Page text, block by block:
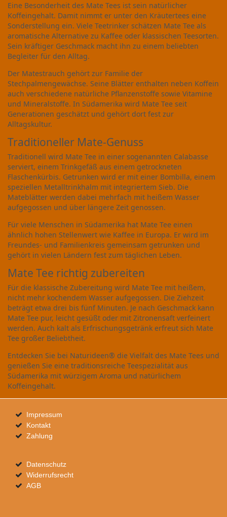
Eine Besonderheit des Mate Tees ist sein natürlicher
Koffeingehalt. Damit nimmt er unter den Kräutertees eine
Sonderstellung ein. Viele Teetrinker schätzen Mate Tee als
aromatische Alternative zu Kaffee oder klassischen Teesorten.
Sein kräftiger Geschmack macht ihn zu einem beliebten
Begleiter für den Alltag.
Der Matestrauch gehört zur Familie der
Stechpalmengewächse. Seine Blätter enthalten neben Koffein
auch verschiedene natürliche Pflanzenstoffe sowie Vitamine
und Mineralstoffe. In Südamerika wird Mate Tee seit
Generationen geschätzt und gehört dort fest zur
Alltagskultur.
Traditioneller Mate-Genuss
Traditionell wird Mate Tee in einer sogenannten Calabasse
serviert, einem Trinkgefäß aus einem getrockneten
Flaschenkürbis. Getrunken wird er mit einer Bombilla, einem
speziellen Metalltrinkhalm mit integriertem Sieb. Die
Mateblätter werden dabei mehrfach mit heißem Wasser
aufgegossen und über längere Zeit genossen.
Für viele Menschen in Südamerika hat Mate Tee einen
ähnlich hohen Stellenwert wie Kaffee in Europa. Er wird im
Freundes- und Familienkreis gemeinsam getrunken und
gehört in vielen Ländern fest zum täglichen Leben.
Mate Tee richtig zubereiten
Für die klassische Zubereitung wird Mate Tee mit heißem,
nicht mehr kochendem Wasser aufgegossen. Die Ziehzeit
beträgt etwa drei bis fünf Minuten. Je nach Geschmack kann
Mate Tee pur, leicht gesüßt oder mit Zitronensaft verfeinert
werden. Auch kalt als Erfrischungsgetränk erfreut sich Mate
Tee großer Beliebtheit.
Entdecken Sie bei Naturideen® die Vielfalt des Mate Tees und
genießen Sie eine traditionsreiche Teespezialität aus
Südamerika mit würzigem Aroma und natürlichem
Koffeingehalt.
Impressum
Kontakt
Zahlung
Datenschutz
Widerrufsrecht
AGB